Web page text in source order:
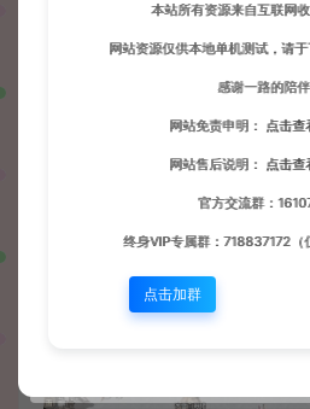
本站所有资源来自互联网
网站资源仅供本地单机测试，请
感谢一路的陪伴
网站免责申明： 点击查
网站售后说明： 点击查
官方交流群：
终身VIP专属群：718837172（
点击加群